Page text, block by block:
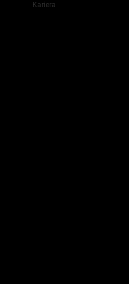
Kariera